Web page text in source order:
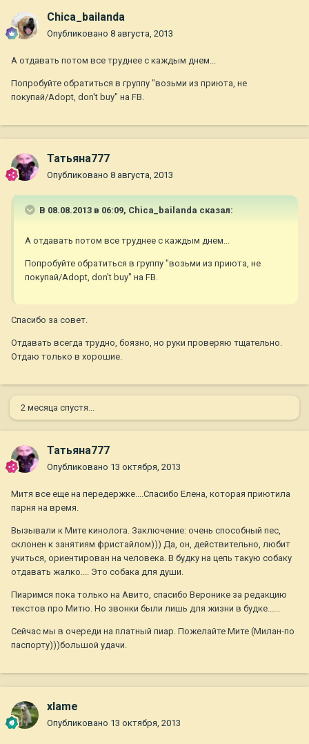
Chica_bailanda
Опубликовано 8 августа, 2013
А отдавать потом все труднее с каждым днем...
Попробуйте обратиться в группу "возьми из приюта, не
покупай/Adopt, don't buy" на FB.
Татьяна777
Опубликовано 8 августа, 2013
В 08.08.2013 в 06:09, Chica_bailanda сказал:
А отдавать потом все труднее с каждым днем...
Попробуйте обратиться в группу "возьми из приюта, не
покупай/Adopt, don't buy" на FB.
Спасибо за совет.
Отдавать всегда трудно, боязно, но руки проверяю тщательно.
Отдаю только в хорошие.
2 месяца спустя...
Татьяна777
Опубликовано 13 октября, 2013
Митя все еще на передержке....Спасибо Елена, которая приютила
парня на время.
Вызывали к Мите кинолога. Заключение: очень способный пес,
склонен к занятиям фристайлом))) Да, он, действительно, любит
учиться, ориентирован на человека. В будку на цепь такую собаку
отдавать жалко.... Это собака для души.
Пиаримся пока только на Авито, спасибо Веронике за редакцию
текстов про Митю. Но звонки были лишь для жизни в будке......
Сейчас мы в очереди на платный пиар. Пожелайте Мите (Милан-по
паспорту)))большой удачи.
xlame
Опубликовано 13 октября, 2013